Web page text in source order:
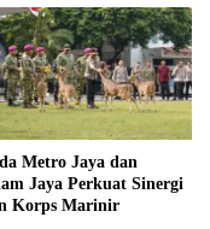
Metro Jaya dan
Jaya Perkuat Sinergi
Korps Marinir